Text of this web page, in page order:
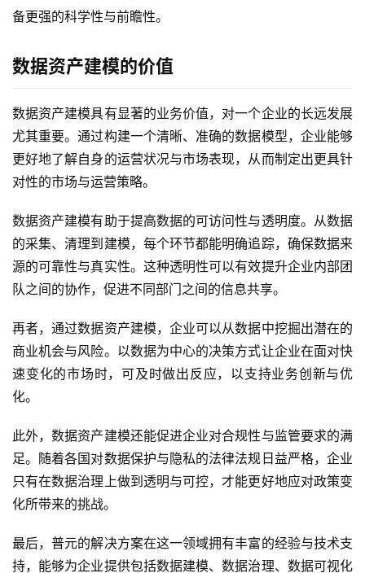
备更强的科学性与前瞻性。
数据资产建模的价值
数据资产建模具有显著的业务价值，对一个企业的长远发展
尤其重要。通过构建一个清晰、准确的数据模型，企业能够
更好地了解自身的运营状况与市场表现，从而制定出更具针
对性的市场与运营策略。
数据资产建模有助于提高数据的可访问性与透明度。从数据
的采集、清理到建模，每个环节都能明确追踪，确保数据来
源的可靠性与真实性。这种透明性可以有效提升企业内部团
队之间的协作，促进不同部门之间的信息共享。
再者，通过数据资产建模，企业可以从数据中挖掘出潜在的
商业机会与风险。以数据为中心的决策方式让企业在面对快
速变化的市场时，可及时做出反应，以支持业务创新与优
化。
此外，数据资产建模还能促进企业对合规性与监管要求的满
足。随着各国对数据保护与隐私的法律法规日益严格，企业
只有在数据治理上做到透明与可控，才能更好地应对政策变
化所带来的挑战。
最后，普元的解决方案在这一领域拥有丰富的经验与技术支
持，能够为企业提供包括数据建模、数据治理、数据可视化